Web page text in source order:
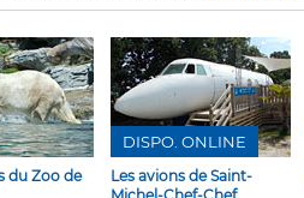
du Zoo de
Les avions de Saint-
DISPO. ONLINE